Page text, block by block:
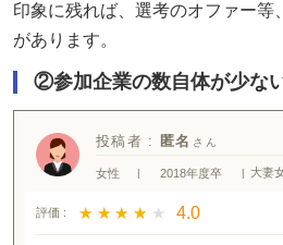
印象に残れば、選考のオファー等
があります。
②参加企業の数自体が少な
投稿者 : 匿名
女性 | 2018年度卒 | 大妻
評価 : ★ ★ ★ ★ ★
★ ★ ★ ★ ★ 4.0